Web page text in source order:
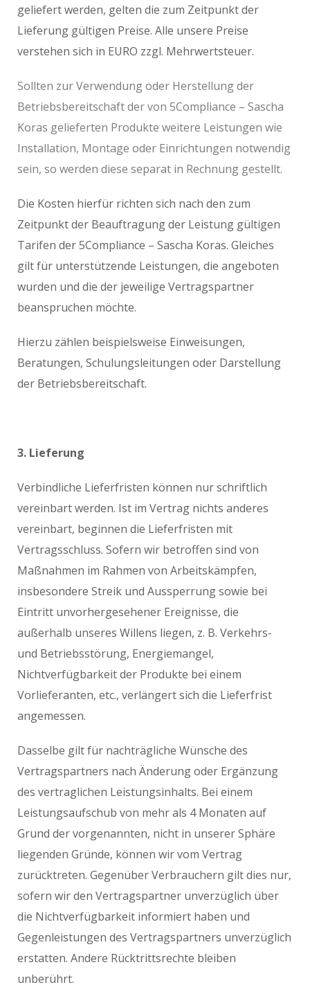
geliefert werden, gelten die zum Zeitpunkt der
Lieferung gültigen Preise. Alle unsere Preise
verstehen sich in EURO zzgl. Mehrwertsteuer.
Sollten zur Verwendung oder Herstellung der
Betriebsbereitschaft der von 5Compliance – Sascha
Koras gelieferten Produkte weitere Leistungen wie
Installation, Montage oder Einrichtungen notwendig
sein, so werden diese separat in Rechnung gestellt.
Die Kosten hierfür richten sich nach den zum
Zeitpunkt der Beauftragung der Leistung gültigen
Tarifen der 5Compliance – Sascha Koras. Gleiches
gilt für unterstützende Leistungen, die angeboten
wurden und die der jeweilige Vertragspartner
beanspruchen möchte.
Hierzu zählen beispielsweise Einweisungen,
Beratungen, Schulungsleitungen oder Darstellung
der Betriebsbereitschaft.
3. Lieferung
Verbindliche Lieferfristen können nur schriftlich
vereinbart werden. Ist im Vertrag nichts anderes
vereinbart, beginnen die Lieferfristen mit
Vertragsschluss. Sofern wir betroffen sind von
Maßnahmen im Rahmen von Arbeitskämpfen,
insbesondere Streik und Aussperrung sowie bei
Eintritt unvorhergesehener Ereignisse, die
außerhalb unseres Willens liegen, z. B. Verkehrs-
und Betriebsstörung, Energiemangel,
Nichtverfügbarkeit der Produkte bei einem
Vorlieferanten, etc., verlängert sich die Lieferfrist
angemessen.
Dasselbe gilt für nachträgliche Wünsche des
Vertragspartners nach Änderung oder Ergänzung
des vertraglichen Leistungsinhalts. Bei einem
Leistungsaufschub von mehr als 4 Monaten auf
Grund der vorgenannten, nicht in unserer Sphäre
liegenden Gründe, können wir vom Vertrag
zurücktreten. Gegenüber Verbrauchern gilt dies nur,
sofern wir den Vertragspartner unverzüglich über
die Nichtverfügbarkeit informiert haben und
Gegenleistungen des Vertragspartners unverzüglich
erstatten. Andere Rücktrittsrechte bleiben
unberührt.